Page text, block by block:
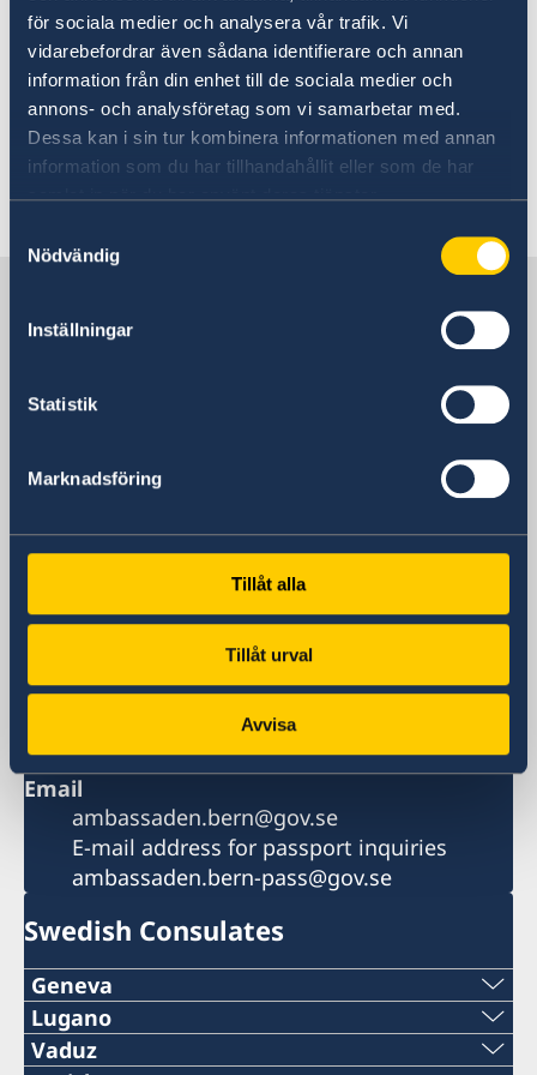
för sociala medier och analysera vår trafik. Vi
vidarebefordrar även sådana identifierare och annan
information från din enhet till de sociala medier och
annons- och analysföretag som vi samarbetar med.
Dessa kan i sin tur kombinera informationen med annan
information som du har tillhandahållit eller som de har
samlat in när du har använt deras tjänster.
Nödvändig
Inställningar
Statistik
Marknadsföring
Tillåt alla
Tillåt urval
Avvisa
Ingmar Bergman: 100 years
Switzerland.
https://www.swissnordicbio.com/
Last updated 04 Feb 2020, 11.40 AM
3011 Bern
Swedish Embassy
3001 Bern
+41 31 328 70 00
+41 31 328 70 01
Email
ambassaden.bern@gov.se
E-mail address for passport inquiries
ambassaden.bern-pass@gov.se
Swedish Consulates
Geneva
Tel:
Lugano
Phone:
Vaduz